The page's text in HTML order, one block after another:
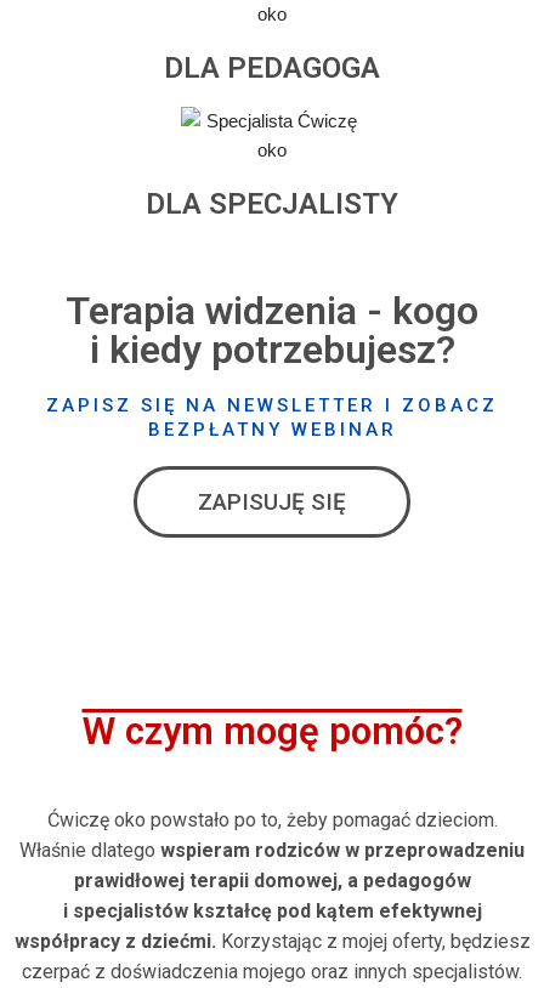
DLA PEDAGOGA
DLA SPECJALISTY
Terapia widzenia - kogo
i kiedy potrzebujesz?
ZAPISZ SIĘ NA NEWSLETTER I ZOBACZ
BEZPŁATNY WEBINAR
ZAPISUJĘ SIĘ
W czym mogę pomóc?
Ćwiczę oko powstało po to, żeby pomagać dzieciom.
Właśnie dlatego wspieram rodziców w przeprowadzeniu
prawidłowej terapii domowej, a pedagogów
i specjalistów kształcę pod kątem efektywnej
współpracy z dziećmi. Korzystając z mojej oferty, będziesz
czerpać z doświadczenia mojego oraz innych specjalistów.